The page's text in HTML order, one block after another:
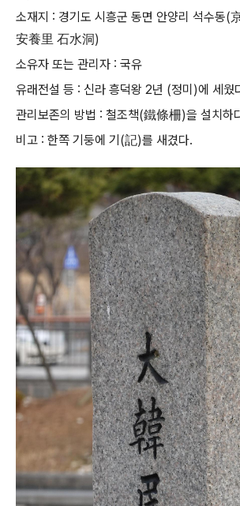
소재지 : 경기도 시흥군 동면 안양리 석수동(
安養里 石水洞)
소유자 또는 관리자 : 국유
유래전설 등 : 신라 흥덕왕 2년 (정미 )에 세웠
관리보존의 방법 : 철조책(鐵條柵)을 설치하
비고 : 한쪽 기둥에 기 (記)를 새겼다.